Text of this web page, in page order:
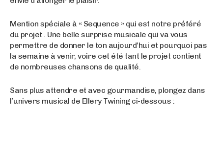
Mention spéciale à « Sequence » qui est notre préféré
du projet . Une belle surprise musicale qui va vous
permettre de donner le ton aujourd’hui et pourquoi pas
la semaine à venir, voire cet été tant le projet contient
de nombreuses chansons de qualité.
Sans plus attendre et avec gourmandise, plongez dans
l’univers musical de Ellery Twining ci-dessous :